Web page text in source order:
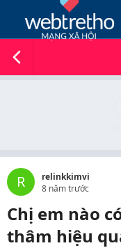
R
relinkkimvi
8 năm trước
Chị em nào
thâm hiệu